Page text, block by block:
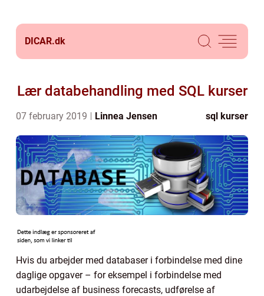
DICAR.dk
Lær databehandling med SQL kurser
07 february 2019 Linnea Jensen sql kurser
Hvis du arbejder med databaser i forbindelse med dine
daglige opgaver – for eksempel i forbindelse med
udarbejdelse af business forecasts, udførelse af